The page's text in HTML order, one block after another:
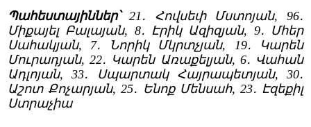
Պահեստայիններ՝
21․ Հովսեփ Մստոյան, 96․
Միքայել Բալայան, 8․ Էրիկ Ազիզյան, 9․ Մհեր
Սահակյան, 7․ Նորիկ Մկրտչյան, 19․ Կարեն
Մուրադյան, 22․ Կարեն Առաքելյան, 6․ Վահան
Ադլոյան, 33․ Սպարտակ Հայրապետյան, 30․
Աշոտ Քոչարյան, 25․ Ենոք Մենսահ, 23․ Էզեքիլ
Ստրաչիա